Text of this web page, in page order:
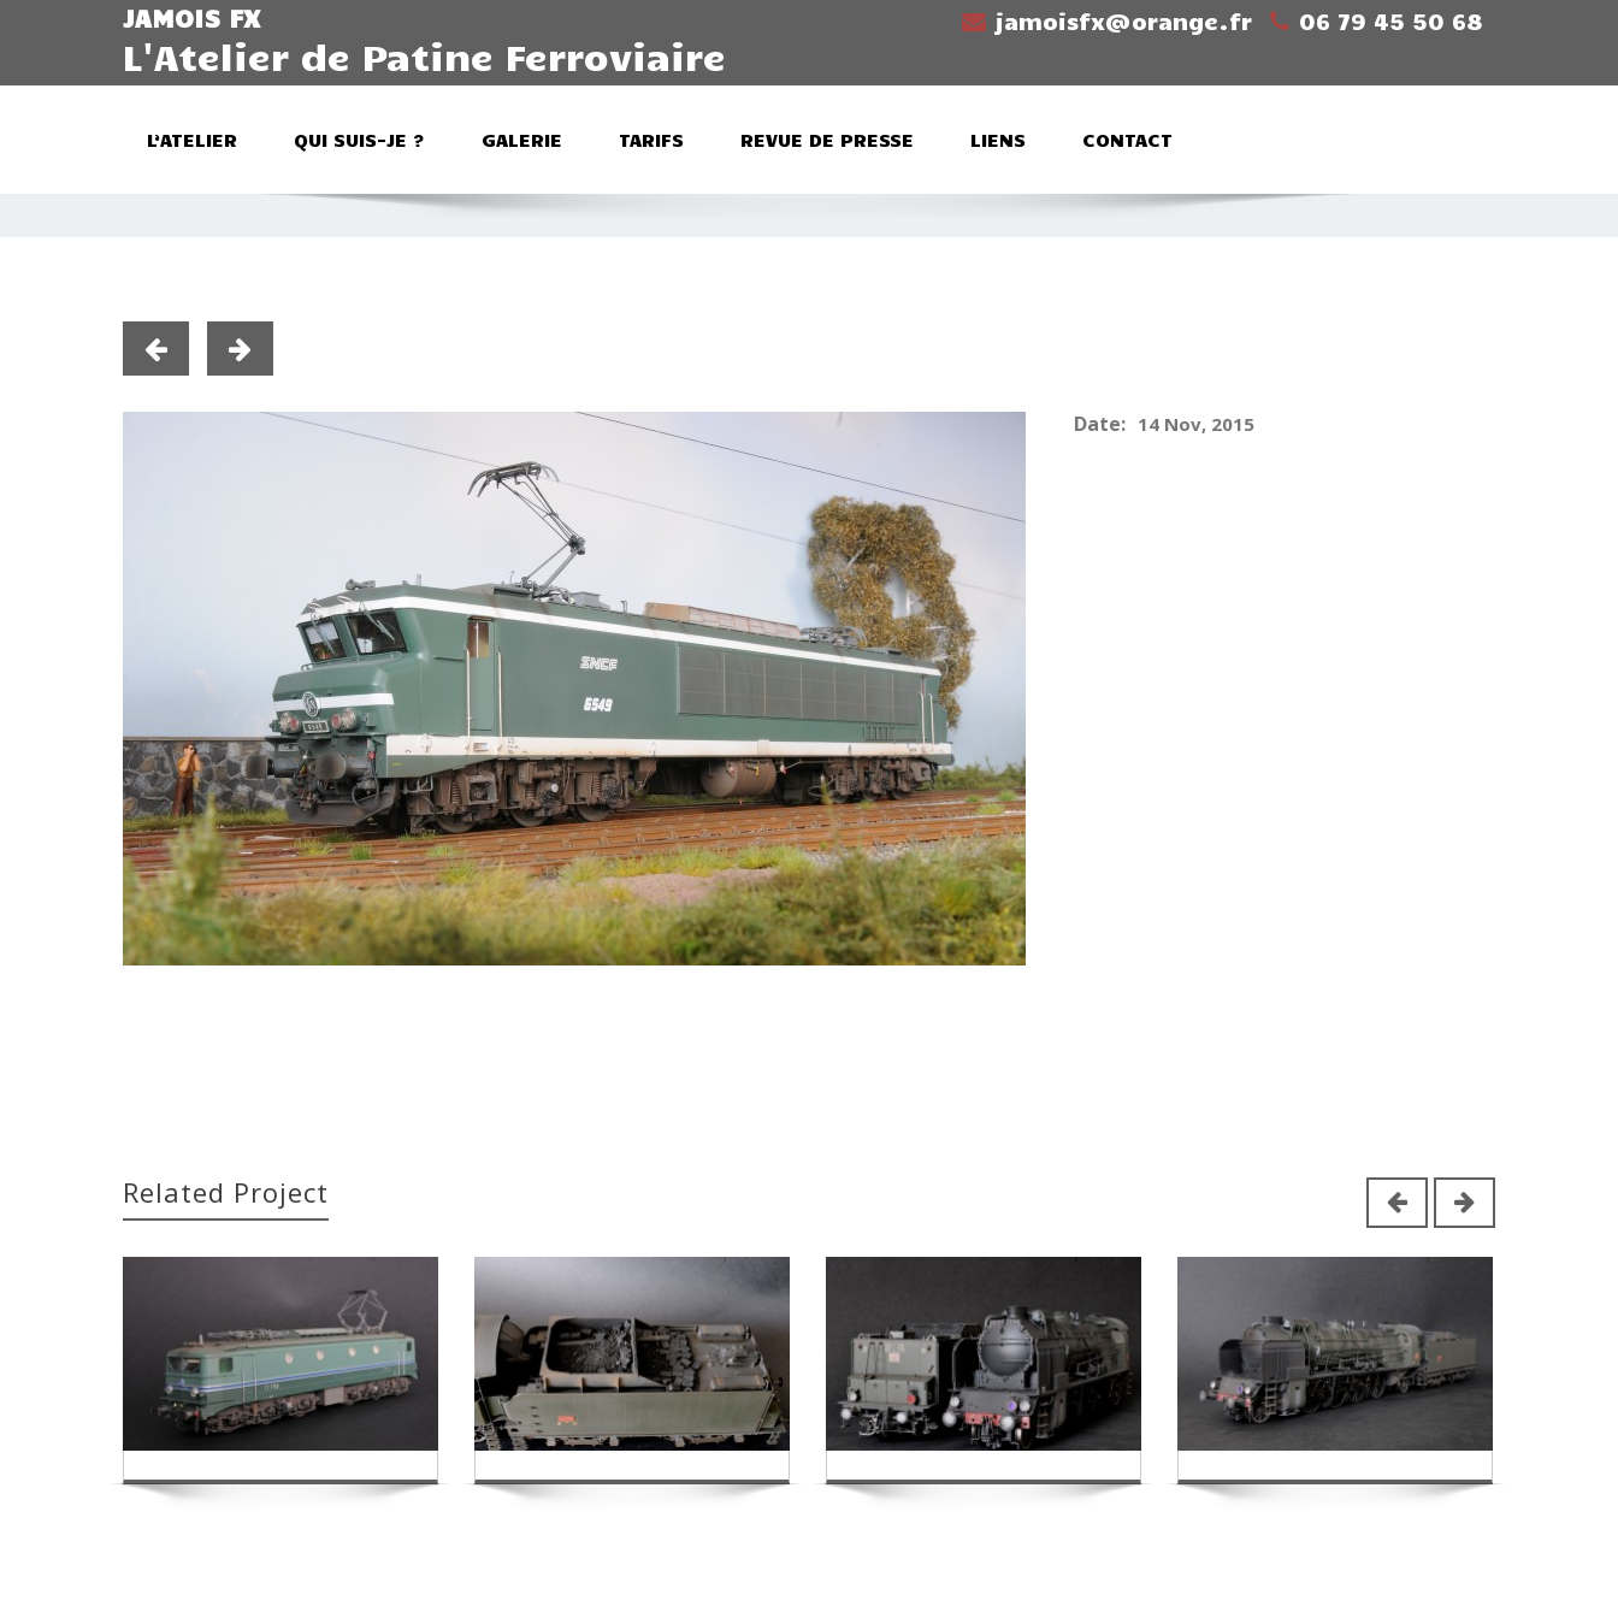
JAMOIS FX
L'Atelier de Patine Ferroviaire
jamoisfx@orange.fr 06 79 45 50 68
L’ATELIER QUI SUIS-JE ? GALERIE TARIFS REVUE DE PRESSE LIENS CONTACT
Date: 14 Nov, 2015
Related Project